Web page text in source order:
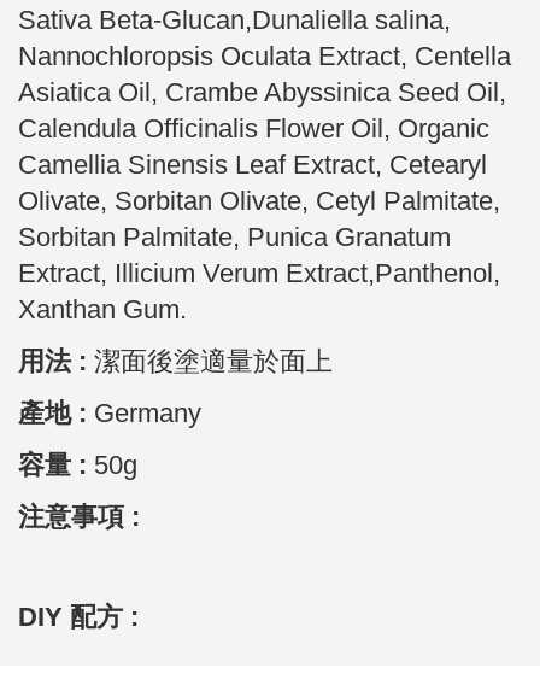
Sativa Beta-Glucan,Dunaliella salina,
Nannochloropsis Oculata Extract, Centella
Asiatica Oil, Crambe Abyssinica Seed Oil,
Calendula Officinalis Flower Oil, Organic
Camellia Sinensis Leaf Extract, Cetearyl
Olivate, Sorbitan Olivate, Cetyl Palmitate,
Sorbitan Palmitate, Punica Granatum
Extract, Illicium Verum Extract,Panthenol,
Xanthan Gum.
用法 : 潔面後塗適量於面上
產地 : Germany
容量 : 50g
注意事項 :
DIY 配方 :